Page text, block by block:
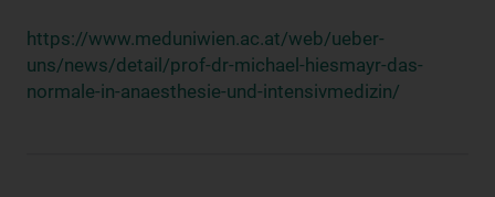
https://www.meduniwien.ac.at/web/ueber-
uns/news/detail/prof-dr-michael-hiesmayr-das-
normale-in-anaesthesie-und-intensivmedizin/